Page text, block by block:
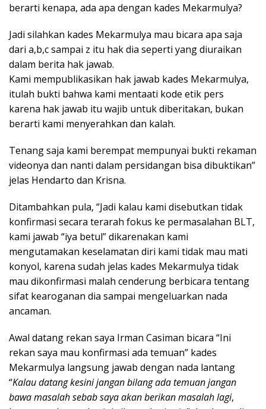
berarti kenapa, ada apa dengan kades Mekarmulya?
Jadi silahkan kades Mekarmulya mau bicara apa saja
dari a,b,c sampai z itu hak dia seperti yang diuraikan
dalam berita hak jawab.
Kami mempublikasikan hak jawab kades Mekarmulya,
itulah bukti bahwa kami mentaati kode etik pers
karena hak jawab itu wajib untuk diberitakan, bukan
berarti kami menyerahkan dan kalah.
Tenang saja kami berempat mempunyai bukti rekaman
videonya dan nanti dalam persidangan bisa dibuktikan”
jelas Hendarto dan Krisna.
Ditambahkan pula, “Jadi kalau kami disebutkan tidak
konfirmasi secara terarah fokus ke permasalahan BLT,
kami jawab “iya betul” dikarenakan kami
mengutamakan keselamatan diri kami tidak mau mati
konyol, karena sudah jelas kades Mekarmulya tidak
mau dikonfirmasi malah cenderung berbicara tentang
sifat kearoganan dia sampai mengeluarkan nada
ancaman.
Awal datang rekan saya Irman Casiman bicara “Ini
rekan saya mau konfirmasi ada temuan” kades
Mekarmulya langsung jawab dengan nada lantang
“Kalau datang kesini jangan bilang ada temuan jangan
bawa masalah sebab saya akan berikan masalah lagi,